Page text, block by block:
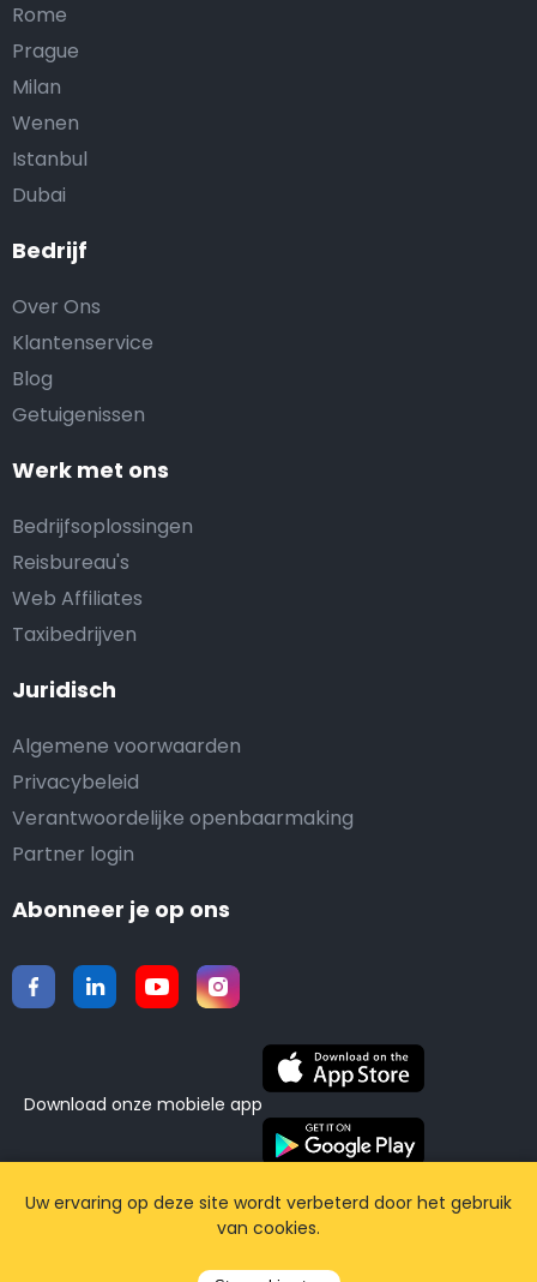
Bedrijf
Over Ons
Klantenservice
Blog
Getuigenissen
Werk met ons
Bedrijfsoplossingen
Reisbureau's
Web Affiliates
Taxibedrijven
Juridisch
Algemene voorwaarden
Privacybeleid
Verantwoordelijke openbaarmaking
Partner login
Rome
Prague
Milan
Wenen
Istanbul
Dubai
Abonneer je op ons
Download onze mobiele app
©2015-2026 Airporttaxis.com.Alle rechten
voorbehouden | Powered byCodiCo.io
Uw ervaring op deze site wordt verbeterd door het gebruik
van cookies.